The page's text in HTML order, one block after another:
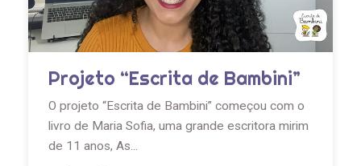
Projeto “Escrita de Bambini”
O projeto “Escrita de Bambini” começou com o
livro de Maria Sofia, uma grande escritora mirim
de 11 anos, As...